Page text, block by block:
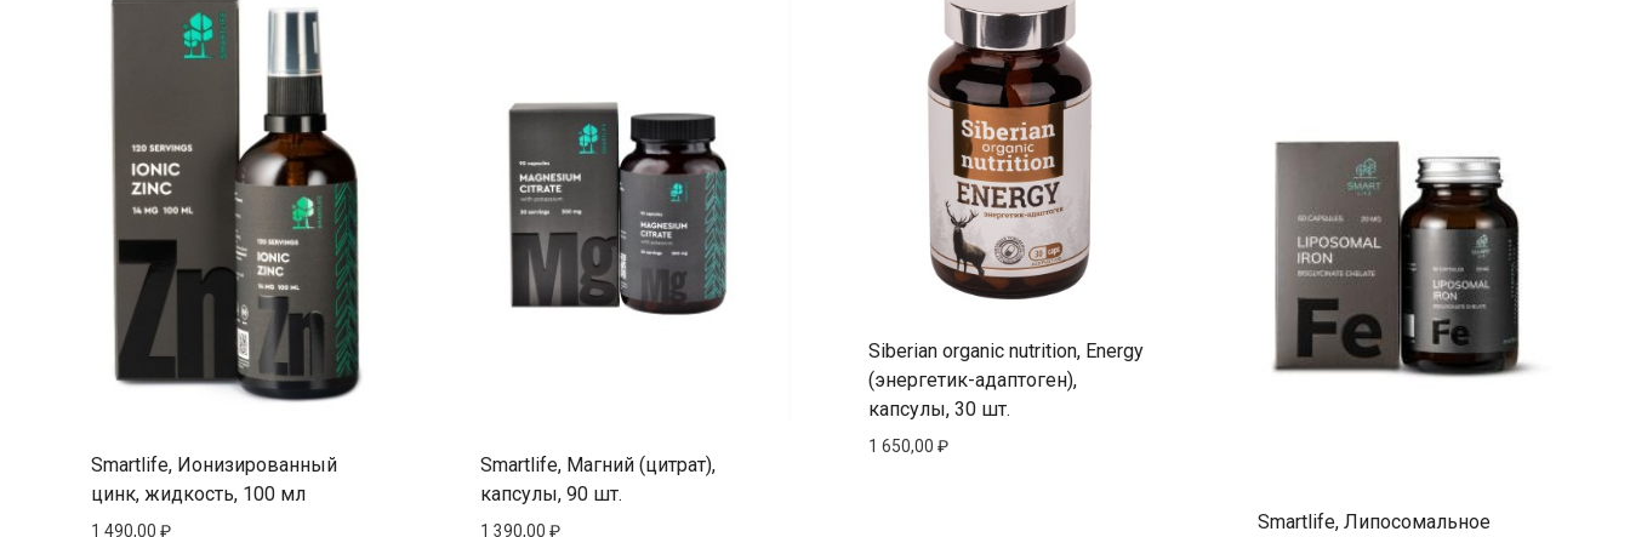
Smartlife, Ионизированный
цинк, жидкость, 100 мл
1 490,00 ₽
Smartlife, Магний (цитрат),
капсулы, 90 шт.
1 390,00 ₽
Siberian organic nutrition, Energy
(энергетик-адаптоген),
капсулы, 30 шт.
1 650,00 ₽
Smartlife, Липосомальное